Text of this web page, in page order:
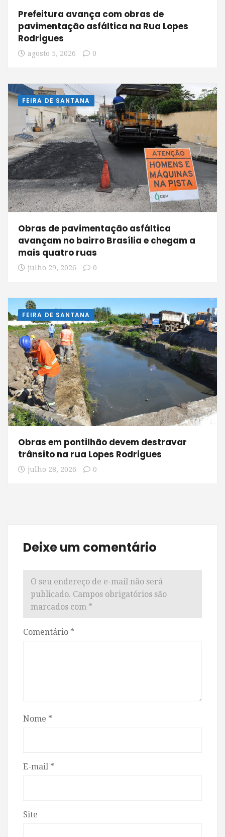
Prefeitura avança com obras de
pavimentação asfáltica na Rua Lopes
Rodrigues
agosto 5, 2026 0
FEIRA DE SANTANA
Obras de pavimentação asfáltica
avançam no bairro Brasília e chegam a
mais quatro ruas
julho 29, 2026 0
FEIRA DE SANTANA
Obras em pontilhão devem destravar
trânsito na rua Lopes Rodrigues
julho 28, 2026 0
Deixe um comentário
O seu endereço de e-mail não será
publicado. Campos obrigatórios são
marcados com *
Comentário *
Nome *
E-mail *
Site